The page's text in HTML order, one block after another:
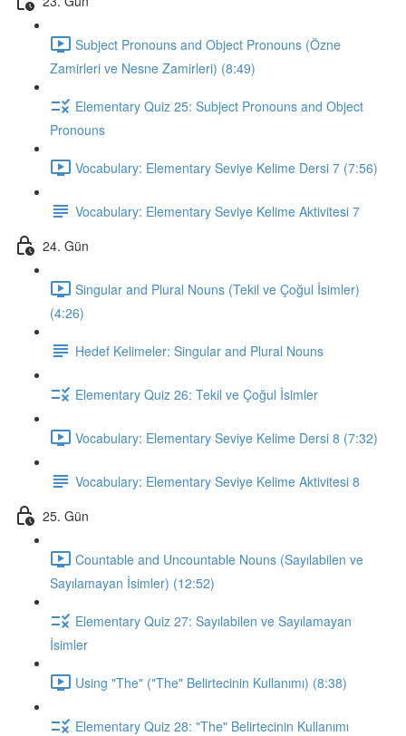
Subject Pronouns and Object Pronouns (Özne
Zamirleri ve Nesne Zamirleri) (8:49)
Elementary Quiz 25: Subject Pronouns and Object
Pronouns
Vocabulary: Elementary Seviye Kelime Dersi 7 (7:56)
Vocabulary: Elementary Seviye Kelime Aktivitesi 7
24. Gün
Singular and Plural Nouns (Tekil ve Çoğul İsimler)
(4:26)
Hedef Kelimeler: Singular and Plural Nouns
Elementary Quiz 26: Tekil ve Çoğul İsimler
Vocabulary: Elementary Seviye Kelime Dersi 8 (7:32)
Vocabulary: Elementary Seviye Kelime Aktivitesi 8
25. Gün
Countable and Uncountable Nouns (Sayılabilen ve
Sayılamayan İsimler) (12:52)
Elementary Quiz 27: Sayılabilen ve Sayılamayan
İsimler
Using "The" ("The" Belirtecinin Kullanımı) (8:38)
Elementary Quiz 28: "The" Belirtecinin Kullanımı